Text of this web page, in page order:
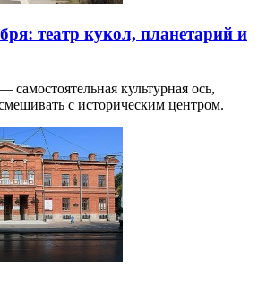
театр кукол, планетарий и
культурная ось,
с историческим центром.